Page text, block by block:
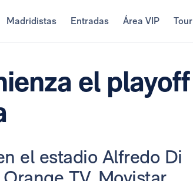
Madridistas Entradas Área VIP Tour
el playoff
el estadio Alfredo Di